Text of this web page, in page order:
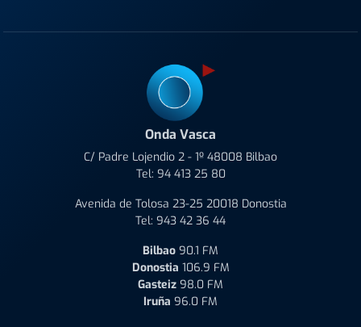
Onda Vasca
C/ Padre Lojendio 2 - 1º 48008 Bilbao
Tel: 94 413 25 80
Avenida de Tolosa 23-25 20018 Donostia
Tel: 943 42 36 44
Bilbao 90.1 FM
Donostia 106.9 FM
Gasteiz 98.0 FM
Iruña 96.0 FM